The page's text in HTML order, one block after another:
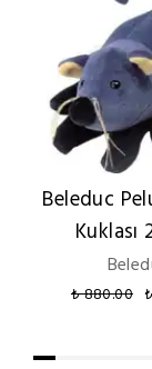
Beleduc
Kuklası
₺ 880.00